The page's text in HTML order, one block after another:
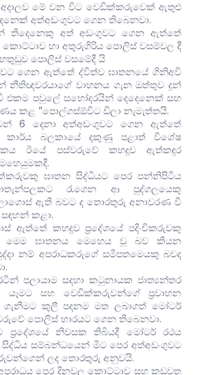
මේ වන විට වෙඩික්කරුවෙක් ඇතුළු
අත්අඩංගුවට ගෙන තිබෙනවා.
තිදෙනෙකු අත් අඩංගුවට ගෙන ඇත්තේ
කොට්ටාව හා අතුරුගිරිය පොලිස් වසම්වල දී
පොලිස් වසමේදී යි
ගෙන ඇත්තේ ද්විත්ව ඝාතනයේ ගිනිඅවි
නීතිඥවරයාගේ වාහනය ගැන ඔත්තුව දුන්
එකම පවුලේ සහෝදරයින් දෙදෙනෙක් සහ
කළ ”පොල්ගස්ඕවිට ඩිලා නැමැත්තයි.
6 දෙනා අත්අඩංගුවට ගෙන ඇත්තේ
බලකායේ දකුණු පළාත් විශේෂ
ඊයේ පස්වරුවේ කහදූව ඇත්කඳුර
ඝාතන සිද්ධියට පෙර පන්නිපිටිය
රැගෙන ආ පුද්ගලයෙකු
ඇති බවට ද තොරතුරු අනාවරණ වී
කළා.
ඇත්තේ කහදූව ප්‍රදේශයේ පදිංචිකරුවකු
ඝාතනය මෙහෙය වූ බව කියන
නම් අපරාධකරුගේ සමීපතමෙයකු බවද
පලායාම සදහා කටුනායක ජාත්‍යන්තර
යෑමට සහ වෙඩික්කරුවන්ගේ ප්‍රවාහන
ගැනීමට කුලී පදනම මත ලබාගත් මෝටර්
පොලිස් භාරයට ගෙන තිබෙනවා.
ප්‍රදේශයේ නිවසක තිබියදී මෝටර් රථය
සම්බන්ධයෙන් මීට පෙර අත්අඩංගුවට
ලද තොරතුරු අනුවයි.
පෙර දිනවල කොට්ටාව සහ කඩවත